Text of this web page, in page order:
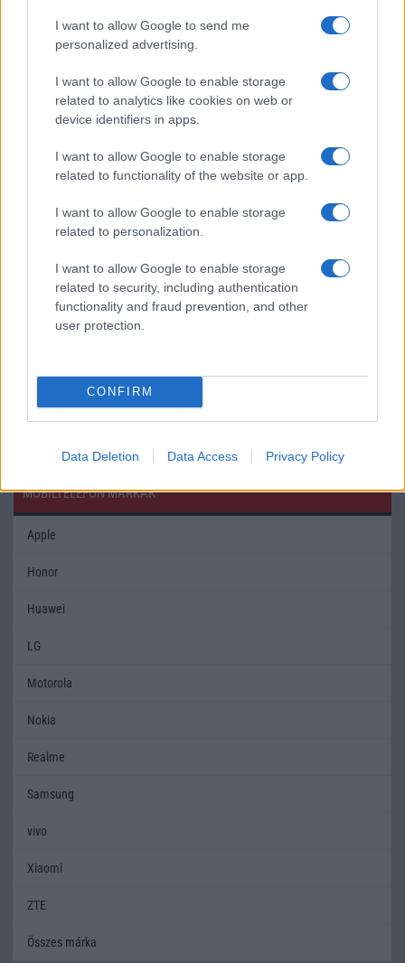
I want to allow Google to send me
personalized advertising.
I want to allow Google to enable storage
related to analytics like cookies on web or
device identifiers in apps.
I want to allow Google to enable storage
related to functionality of the website or app.
I want to allow Google to enable storage
related to personalization.
I want to allow Google to enable storage
related to security, including authentication
functionality and fraud prevention, and other
user protection.
CONFIRM
Data Deletion Data Access Privacy Policy
EGYÉB
Vibra jelzés
szolgáltatás
SIM típus eSIM nanoSIM
Flight mode Van Van
Terület Globális
Funkciók
Apple Pay
MasterCard,
AMEX
certified)
Védelem IP68 Nincs
Limited Edition Nincs
MOBILTELEFON MÁRKÁK
Apple
Honor
Huawei
LG
Motorola
Nokia
Realme
Samsung
vivo
Xiaomi
ZTE
Összes márka